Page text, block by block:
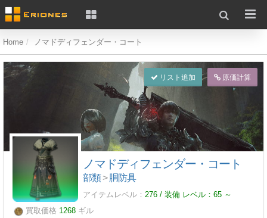
Home ノマドディフェンダー・コート
リスト追加 原価計算
ノマドディフェンダー・コート
部類> 胴防具
アイテムレベル： 276 / 装備 レベル： 65 ～
買取価格 1268 ギル